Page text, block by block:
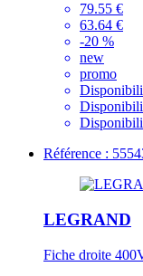
79.55 €
63.64 €
-20 %
new
promo
Référence :
LEGRAND
Fiche droite